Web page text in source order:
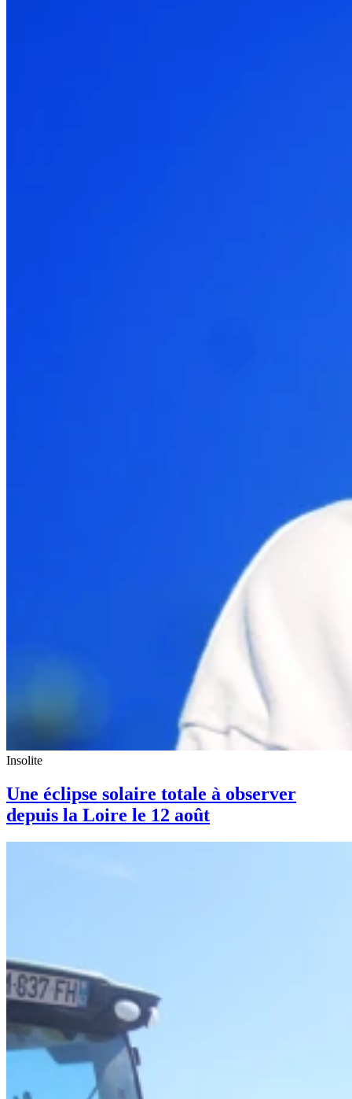
Insolite
Une éclipse solaire totale à observer
depuis la Loire le 12 août